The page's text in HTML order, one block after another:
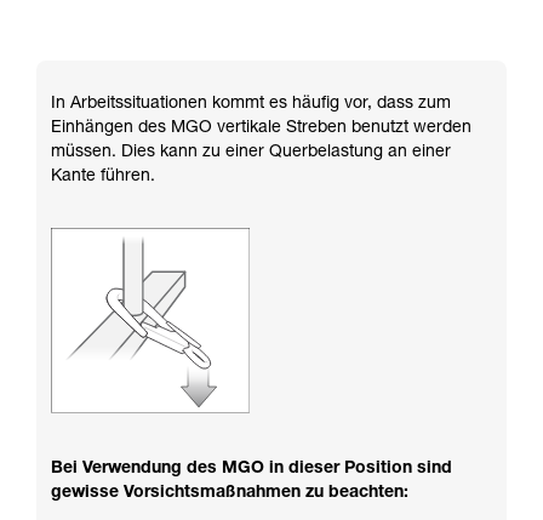
In Arbeitssituationen kommt es häufig vor, dass zum
Einhängen des MGO vertikale Streben benutzt werden
müssen. Dies kann zu einer Querbelastung an einer
Kante führen.
Bei Verwendung des MGO in dieser Position sind
gewisse Vorsichtsmaßnahmen zu beachten: